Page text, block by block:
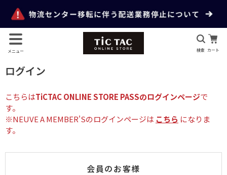
メニュー 検索 カート
ログイン
こちらはTiCTAC ONLINE STORE PASSのログインページで
す。
※NEUVE A MEMBER'Sのログインページは こちら になりま
す。
会員のお客様